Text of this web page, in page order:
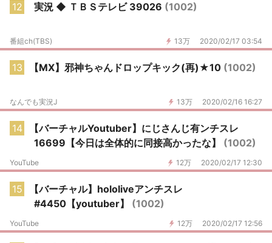
12 実況 ◆ ＴＢＳテレビ 39026 (1002)
13万 2020/02/17 03:54
番組ch(TBS)
13 【MX】邪神ちゃんドロップキック(再)★10 (1002)
13万 2020/02/16 16:27
なんでも実況J
14
【バーチャルYoutuber】にじさんじ有ンチスレ
16699【今日は全体的に同接高かったな】 (1002)
12万 2020/02/17 12:30
YouTube
15
【バーチャル】hololiveアンチスレ
#4450【youtuber】 (1002)
12万 2020/02/17 12:56
YouTube